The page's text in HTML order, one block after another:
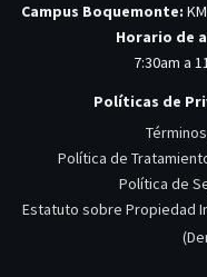
Campus Boquemonte:
Horario de
7:30am a
Políticas de
Política de
Política de
Estatuto sobre Propiedad